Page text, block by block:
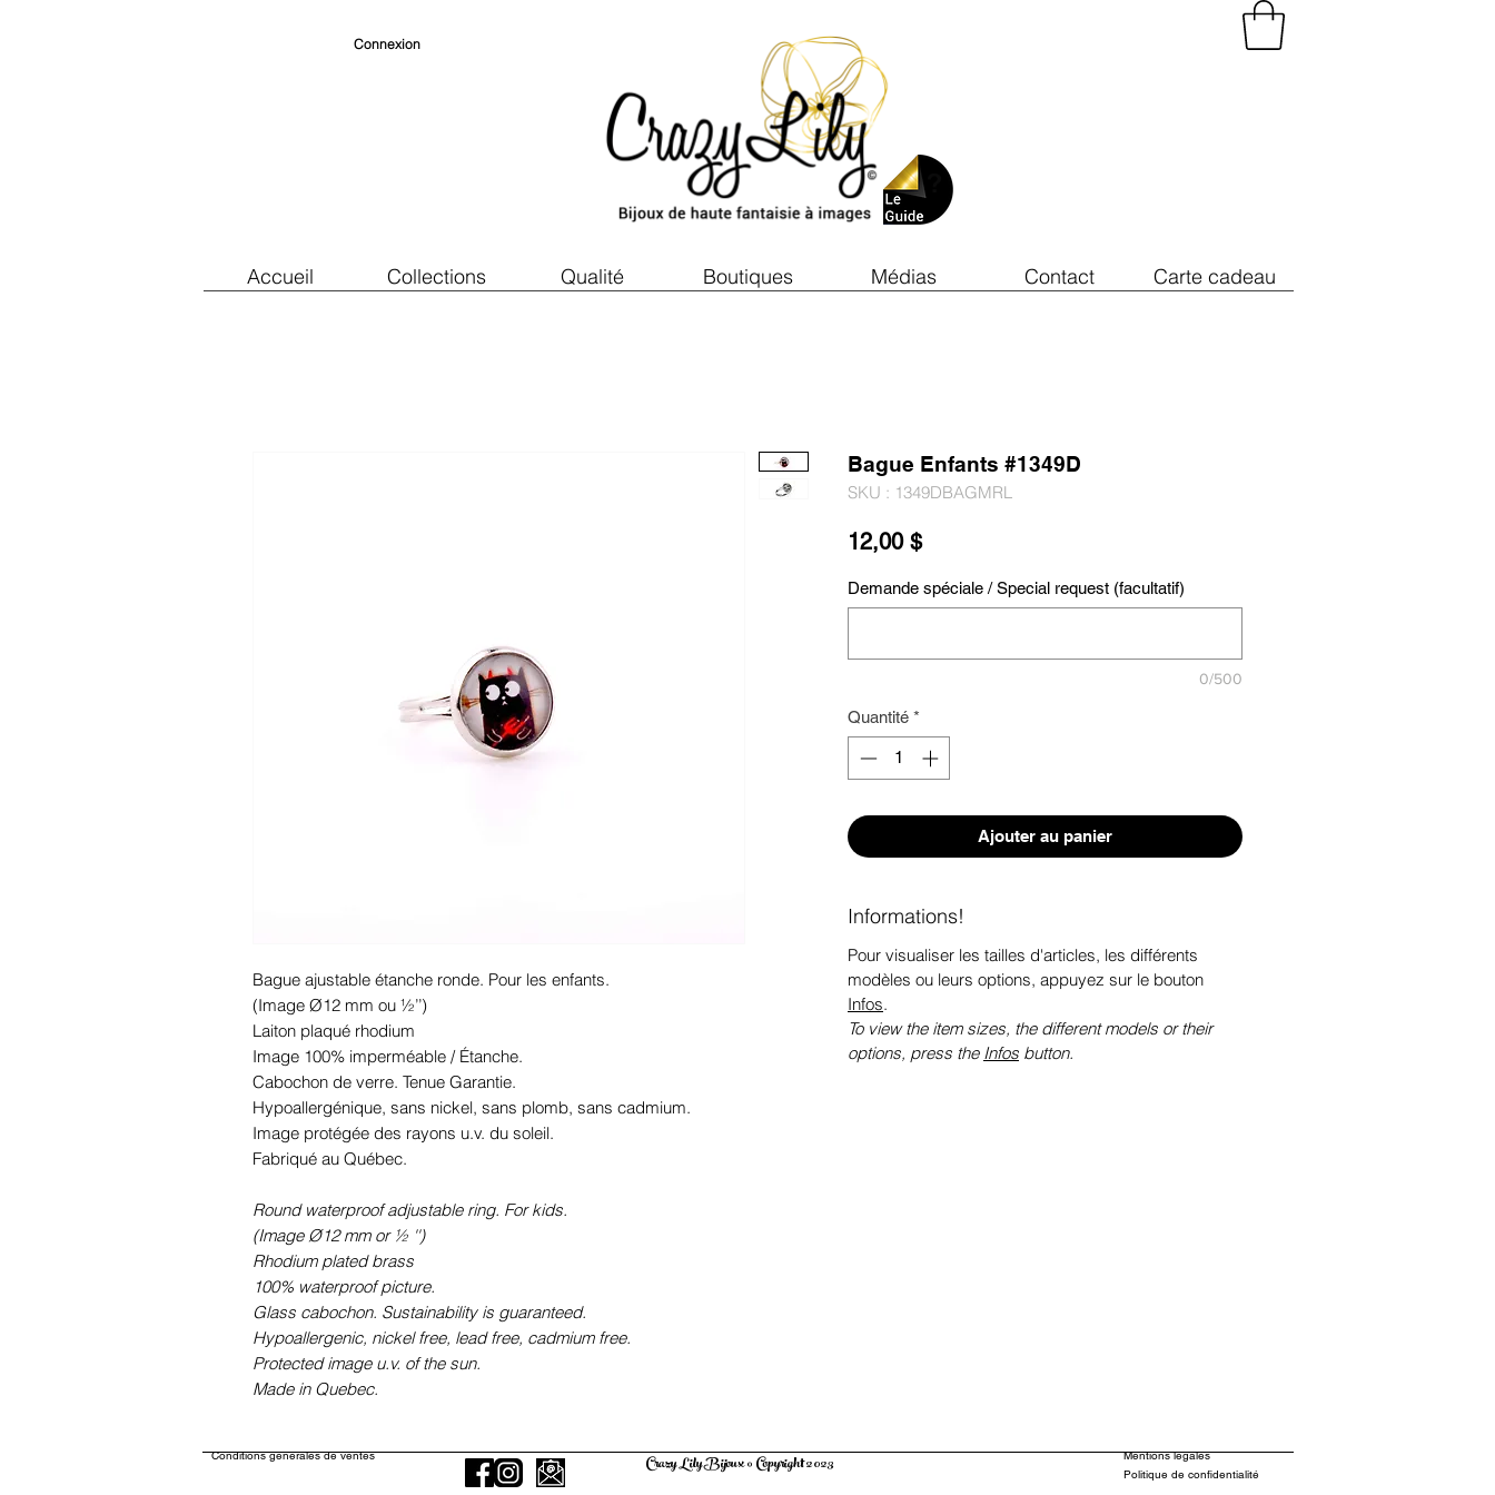
Accueil Collections Qualité Boutiques Médias Contact Carte cadeau
Connexion
Bague ajustable étanche ronde. Pour les enfants.
(Image Ø12 mm ou ½’’)
Laiton plaqué rhodium
Image 100% imperméable / Étanche.
Cabochon de verre. Tenue Garantie.
Hypoallergénique, sans nickel, sans plomb, sans cadmium.
Image protégée des rayons u.v. du soleil.
Fabriqué au Québec.
Round waterproof adjustable ring. For kids.
(Image Ø12 mm or ½ '')
Rhodium plated brass
100% waterproof picture.
Glass cabochon. Sustainability is guaranteed.
Hypoallergenic, nickel free, lead free, cadmium free.
Protected image u.v. of the sun.
Made in Quebec.
Bague Enfants #1349D
SKU : 1349DBAGMRL
12,00 $Prix
Demande spéciale / Special request (facultatif)
0/500
Quantité *
Ajouter au panier
Informations!
Pour visualiser les tailles d'articles, les différents
modèles ou leurs options, appuyez sur le bouton
Infos.
To view the item sizes, the different models or their
options, press the Infos button.
Mentions légales
Conditions générales de ventes Crazy Lily Bijoux © Copyright 2023 Politique de confidentialité